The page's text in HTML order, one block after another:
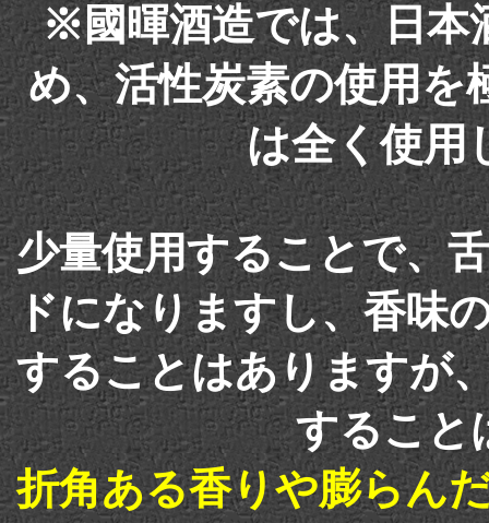
※國暉酒造では、日本
め、活性炭素の使用を
は全く使用
少量使用することで、
ドになりますし、香味
することはありますが
すること
折角ある香りや膨らん